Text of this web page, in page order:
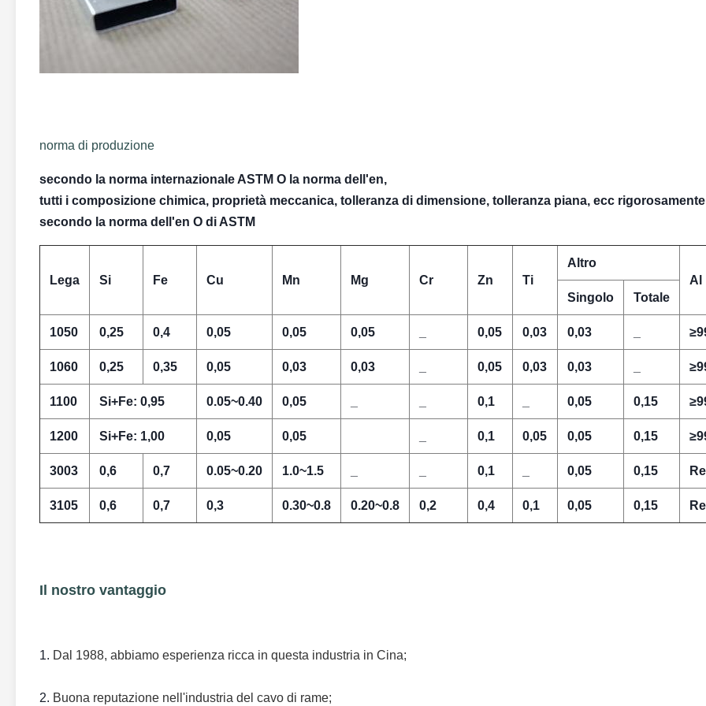
norma di produzione
secondo la norma internazionale ASTM O la norma dell'en,
tutti i composizione chimica, proprietà meccanica, tolleranza di dimensione, tolleranza piana, ecc rigorosamente
secondo la norma dell'en O di ASTM
Lega Si Fe Cu Mn Mg Cr Zn Ti
Altro
Al
Singolo
Totale
1050 0,25 0,4 0,05 0,05 0,05 0,05 0,03 0,03
1060 0,25 0,35 0,05 0,03 0,03 0,05 0,03 0,03
1100 Si+Fe: 0,95 0.05~0.40 0,05 0,1 0,05 0,15
1200 Si+Fe: 1,00 0,05 0,05 0,1 0,05 0,05 0,15
3003 0,6 0,7 0.05~0.20 1.0~1.5 0,1 0,05 0,15
3105 0,6 0,7 0,3 0.30~0.8 0.20~0.8 0,2 0,4 0,1 0,05 0,15
Il nostro vantaggio
1. Dal 1988, abbiamo esperienza ricca in questa industria in Cina;
2. Buona reputazione nell'industria del cavo di rame;